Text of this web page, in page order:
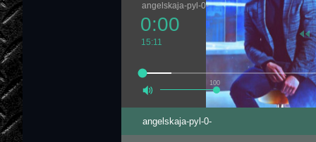
angelskaja-pyl-0-
100
0:00
15:11
angelskaja-pyl-0-